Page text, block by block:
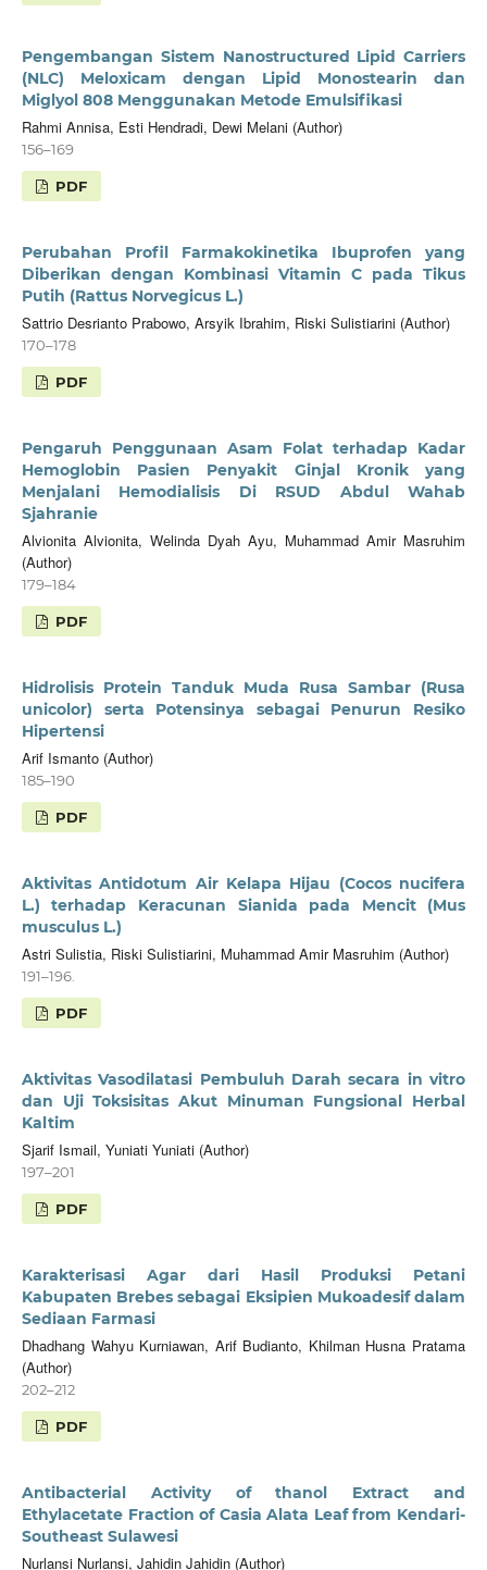
Pengembangan Sistem Nanostructured Lipid Carriers
(NLC) Meloxicam dengan Lipid Monostearin dan
Miglyol 808 Menggunakan Metode Emulsifikasi
Rahmi Annisa, Esti Hendradi, Dewi Melani (Author)
156–169
PDF
Perubahan Profil Farmakokinetika Ibuprofen yang
Diberikan dengan Kombinasi Vitamin C pada Tikus
Putih (Rattus Norvegicus L.)
Sattrio Desrianto Prabowo, Arsyik Ibrahim, Riski Sulistiarini (Author)
170–178
PDF
Pengaruh Penggunaan Asam Folat terhadap Kadar
Hemoglobin Pasien Penyakit Ginjal Kronik yang
Menjalani Hemodialisis Di RSUD Abdul Wahab
Sjahranie
Alvionita Alvionita, Welinda Dyah Ayu, Muhammad Amir Masruhim
(Author)
179–184
PDF
Hidrolisis Protein Tanduk Muda Rusa Sambar (Rusa
unicolor) serta Potensinya sebagai Penurun Resiko
Hipertensi
Arif Ismanto (Author)
185–190
PDF
Aktivitas Antidotum Air Kelapa Hijau (Cocos nucifera
L.) terhadap Keracunan Sianida pada Mencit (Mus
musculus L.)
Astri Sulistia, Riski Sulistiarini, Muhammad Amir Masruhim (Author)
191–196.
PDF
Aktivitas Vasodilatasi Pembuluh Darah secara in vitro
dan Uji Toksisitas Akut Minuman Fungsional Herbal
Kaltim
Sjarif Ismail, Yuniati Yuniati (Author)
197–201
PDF
Karakterisasi Agar dari Hasil Produksi Petani
Kabupaten Brebes sebagai Eksipien Mukoadesif dalam
Sediaan Farmasi
Dhadhang Wahyu Kurniawan, Arif Budianto, Khilman Husna Pratama
(Author)
202–212
PDF
Antibacterial Activity of thanol Extract and
Ethylacetate Fraction of Casia Alata Leaf from Kendari-
Southeast Sulawesi
Nurlansi Nurlansi, Jahidin Jahidin (Author)